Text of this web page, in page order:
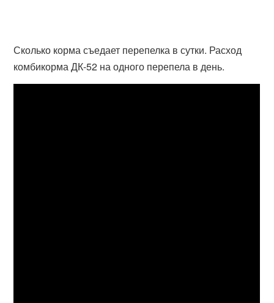
Сколько корма съедает перепелка в сутки. Расход
комбикорма ДК-52 на одного перепела в день.